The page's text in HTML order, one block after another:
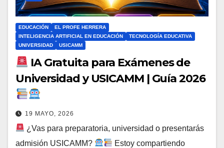
EDUCACIÓN
EL PROFE HERRERA
INTELIGENCIA ARTIFICIAL EN EDUCACIÓN
TECNOLOGÍA EDUCATIVA
UNIVERSIDAD
USICAMM
IA Gratuita para Exámenes de
Universidad y USICAMM | Guía 2026
19 MAYO, 2026
¿Vas para preparatoria, universidad o presentarás
admisión USICAMM?
Estoy compartiendo